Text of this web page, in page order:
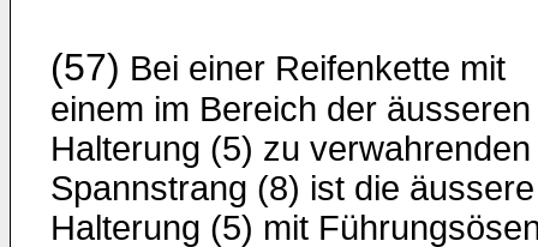
(57) Bei einer Reifenkette mit
einem im Bereich der äusseren
Halterung (5) zu verwahrenden
Spannstrang (8) ist die äussere
Halterung (5) mit